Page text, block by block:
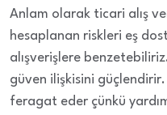
Anlam olarak ticari alış
hesaplanan riskleri eş
alışverişlere
güven ilişkisini
feragat eder çünkü